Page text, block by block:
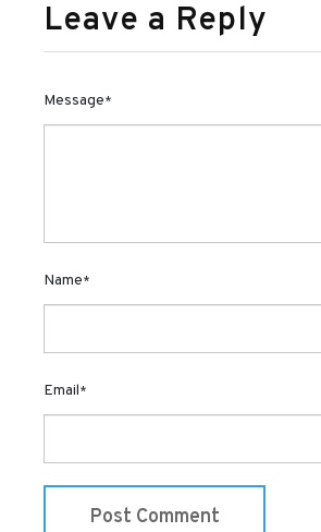
Leave a Reply
Message*
Name*
Email*